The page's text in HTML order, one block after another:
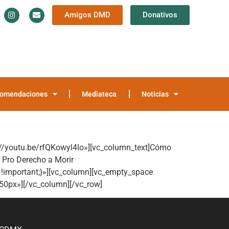
Amigos DMD Donativos
Mediateca Noticias
rfQKowyl4lo»][vc_column_text]Cómo
Derecho a Morir
vc_column][/vc_row]